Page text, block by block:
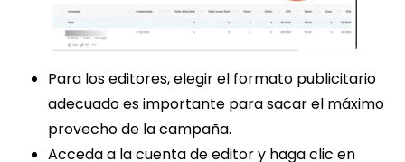
Para los editores, elegir el formato publicitario
adecuado es importante para sacar el máximo
provecho de la campaña.
Acceda a la cuenta de editor y haga clic en